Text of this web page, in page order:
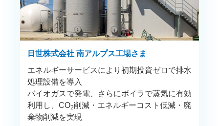
日世株式会社 南アルプス工場さま
エネルギーサービスにより初期投資ゼロで排水
処理設備を導入
バイオガスで発電、さらにボイラで蒸気に有効
利用し、CO2削減・エネルギーコスト低減・廃
棄物削減を実現